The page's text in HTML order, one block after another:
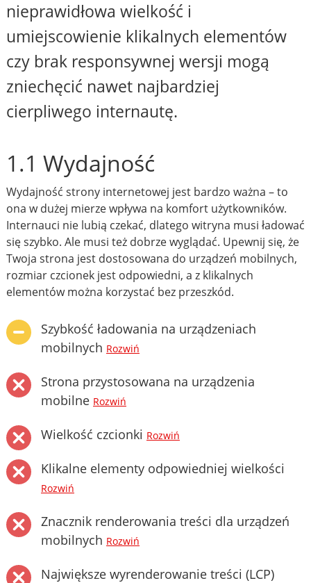
nieprawidłowa wielkość i
umiejscowienie klikalnych elementów
czy brak responsywnej wersji mogą
zniechęcić nawet najbardziej
cierpliwego internautę.
1.1 Wydajność
Wydajność strony internetowej jest bardzo ważna – to
ona w dużej mierze wpływa na komfort użytkowników.
Internauci nie lubią czekać, dlatego witryna musi ładować
się szybko. Ale musi też dobrze wyglądać. Upewnij się, że
Twoja strona jest dostosowana do urządzeń mobilnych,
rozmiar czcionek jest odpowiedni, a z klikalnych
elementów można korzystać bez przeszkód.
Szybkość ładowania na urządzeniach
mobilnych Rozwiń
Strona przystosowana na urządzenia
mobilne Rozwiń
Wielkość czcionki Rozwiń
Klikalne elementy odpowiedniej wielkości
Rozwiń
Znacznik renderowania treści dla urządzeń
mobilnych Rozwiń
Największe wyrenderowanie treści (LCP)